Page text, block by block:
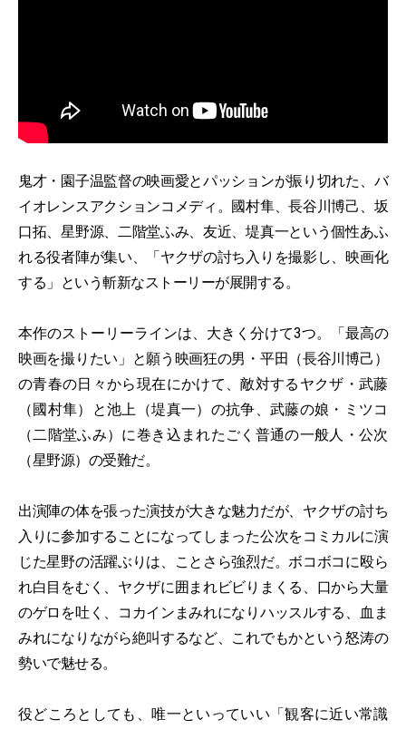
鬼才・園子温監督の映画愛とパッションが振り切れた、バ
イオレンスアクションコメディ。國村隼、長谷川博己、坂
口拓、星野源、二階堂ふみ、友近、堤真一という個性あふ
れる役者陣が集い、「ヤクザの討ち入りを撮影し、映画化
する」という斬新なストーリーが展開する。
本作のストーリーラインは、大きく分けて3つ。「最高の
映画を撮りたい」と願う映画狂の男・平田（長谷川博己）
の青春の日々から現在にかけて、敵対するヤクザ・武藤
（國村隼）と池上（堤真一）の抗争、武藤の娘・ミツコ
（二階堂ふみ）に巻き込まれたごく普通の一般人・公次
（星野源）の受難だ。
出演陣の体を張った演技が大きな魅力だが、ヤクザの討ち
入りに参加することになってしまった公次をコミカルに演
じた星野の活躍ぶりは、ことさら強烈だ。ボコボコに殴ら
れ白目をむく、ヤクザに囲まれビビりまくる、口から大量
のゲロを吐く、コカインまみれになりハッスルする、血ま
みれになりながら絶叫するなど、これでもかという怒涛の
勢いで魅せる。
役どころとしても、唯一といっていい「観客に近い常識